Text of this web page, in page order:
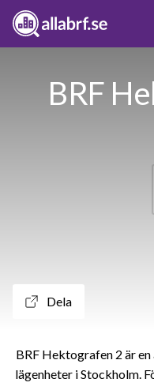
BRF
Dela
BRF Hektografen 2 är
lägenheter i Stockholm.